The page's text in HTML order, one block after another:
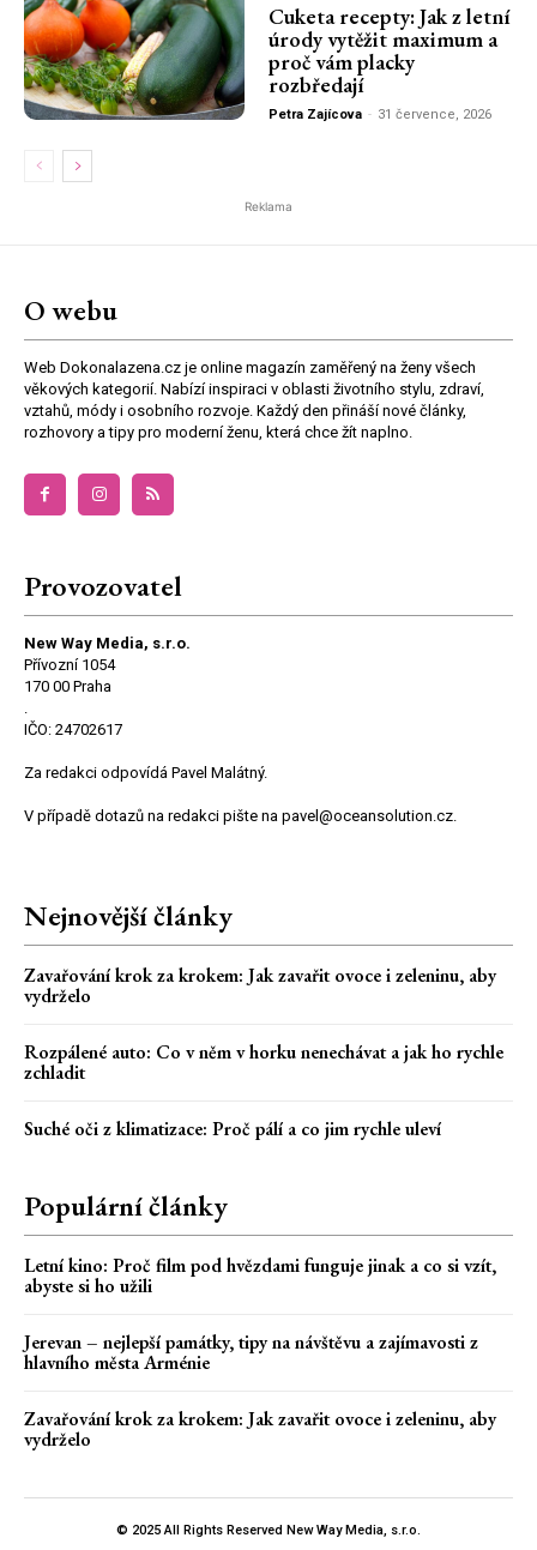
Cuketa recepty: Jak z letní
úrody vytěžit maximum a
proč vám placky
rozbředají
Petra Zajícova - 31 července, 2026
Reklama
O webu
Web Dokonalazena.cz je online magazín zaměřený na ženy všech
věkových kategorií. Nabízí inspiraci v oblasti životního stylu, zdraví,
vztahů, módy i osobního rozvoje. Každý den přináší nové články,
rozhovory a tipy pro moderní ženu, která chce žít naplno.
Provozovatel
New Way Media, s.r.o.
Přívozní 1054
170 00 Praha
.
IČO: 24702617
Za redakci odpovídá Pavel Malátný.
V případě dotazů na redakci pište na pavel@oceansolution.cz.
Nejnovější články
Zavařování krok za krokem: Jak zavařit ovoce i zeleninu, aby
vydrželo
Rozpálené auto: Co v něm v horku nenechávat a jak ho rychle
zchladit
Suché oči z klimatizace: Proč pálí a co jim rychle uleví
Populární články
Letní kino: Proč film pod hvězdami funguje jinak a co si vzít,
abyste si ho užili
Jerevan – nejlepší památky, tipy na návštěvu a zajímavosti z
hlavního města Arménie
Zavařování krok za krokem: Jak zavařit ovoce i zeleninu, aby
vydrželo
© 2025 All Rights Reserved New Way Media, s.r.o.